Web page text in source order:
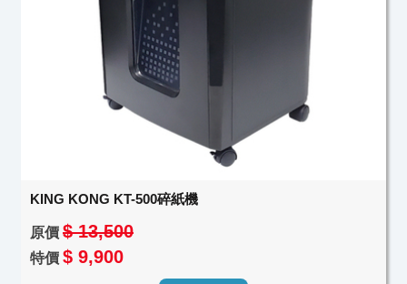
KING KONG KT-500碎紙機
原價 $ 13,500
特價 $ 9,900